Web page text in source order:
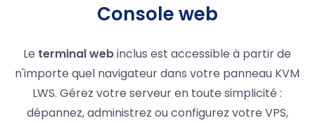
Console web
Le terminal webinclus est accessible à partir de
n'importe quel navigateur dans votre panneau KVM
LWS. Gérez votre serveur en toute simplicité :
dépannez, administrez ou configurez votre VPS,